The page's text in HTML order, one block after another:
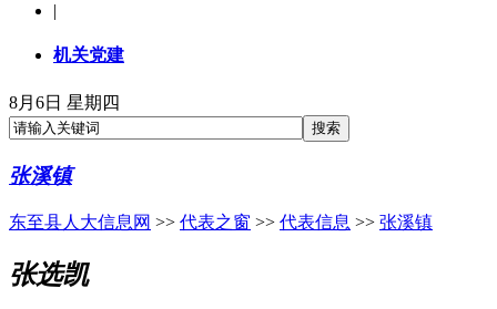
|
机关党建
8月6日 星期四
张溪镇
东至县人大信息网 >> 代表之窗 >> 代表信息 >> 张溪镇
张选凯